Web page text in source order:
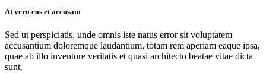
At vero eos et accusam
Sed ut perspiciatis, unde omnis iste natus error sit voluptatem
accusantium doloremque laudantium, totam rem aperiam eaque ipsa,
quae ab illo inventore veritatis et quasi architecto beatae vitae dicta
sunt.